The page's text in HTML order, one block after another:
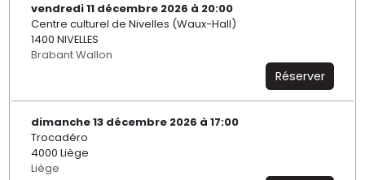
vendredi 11 décembre 2026 à 20:00
Centre culturel de Nivelles (Waux-Hall)
1400 NIVELLES
Brabant Wallon
Réserver
dimanche 13 décembre 2026 à 17:00
Trocadéro
4000 Liège
Liège